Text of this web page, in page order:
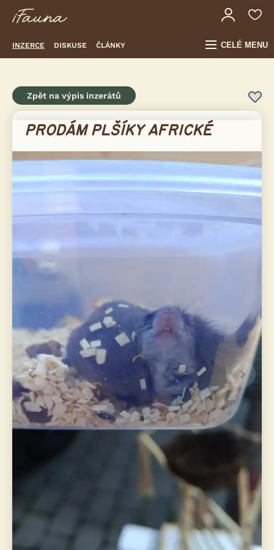
INZERCE DISKUSE ČLÁNKY CELÉ MENU
Zpět na výpis inzerátů
PRODÁM PLŠÍKY AFRICKÉ